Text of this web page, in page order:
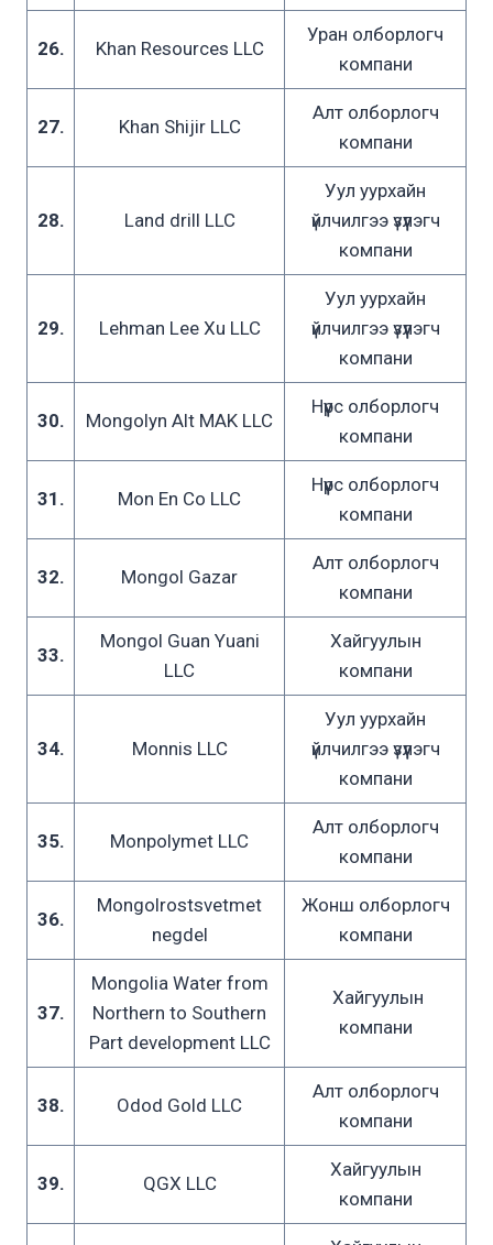
26. Khan Resources LLC
Уран олборлогч
компани
27. Khan Shijir LLC
Алт олборлогч
компани
28. Land drill LLC
Уул уурхайн
үйлчилгээ үзүүлэгч
компани
29. Lehman Lee Xu LLC
Уул уурхайн
үйлчилгээ үзүүлэгч
компани
30. Mongolyn Alt MAK LLC
Нүүрс олборлогч
компани
31. Mon En Co LLC
Нүүрс олборлогч
компани
32. Mongol Gazar
Алт олборлогч
компани
33.
Mongol Guan Yuani
LLC
Хайгуулын
компани
34. Monnis LLC
Уул уурхайн
үйлчилгээ үзүүлэгч
компани
35. Monpolymet LLC
Алт олборлогч
компани
36.
Mongolrostsvetmet
negdel
Жонш олборлогч
компани
37.
Mongolia Water from
Northern to Southern
Part development LLC
Хайгуулын
компани
38. Odod Gold LLC
Алт олборлогч
компани
39. QGX LLC
Хайгуулын
компани